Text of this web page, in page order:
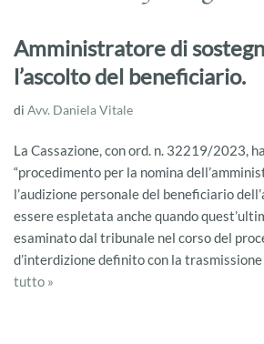
Amministratore di
l’ascolto del beneficiario.
di Avv. Daniela Vitale
La Cassazione, con ord. n. 32219/2023,
“procedimento per la nomina
l’audizione personale del beneficiario
essere espletata anche quando
esaminato dal tribunale nel corso del
d’interdizione definito con la
tutto »